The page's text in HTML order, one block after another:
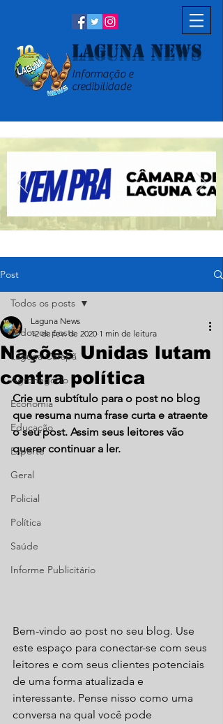
Laguna News
Informação e
credibilidade
Post
Todos os posts
Laguna Carapã
Agronegócio
Economia
Educação
Esporte
Geral
Policial
Política
Saúde
Informe Publicitário
Todos os posts
Nações Unidas lutam
contra política
Laguna News
12 de fev. de 2020 1 min de leitura
Crie um subtítulo para o post no blog
que resuma numa frase curta e atraente
o seu post. Assim seus leitores vão
querer continuar a ler.
Bem-vindo ao post no seu blog. Use
este espaço para conectar-se com seus
leitores e com seus clientes potenciais
de uma forma atualizada e
interessante. Pense nisso como uma
conversa na qual você pode